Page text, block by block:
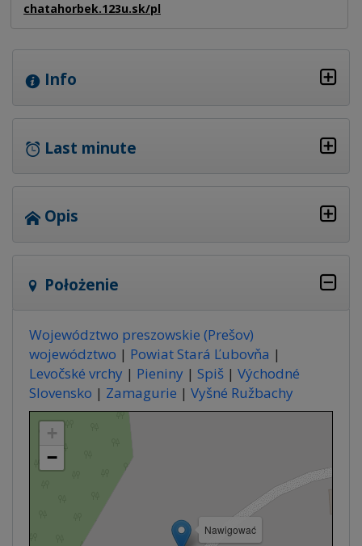
chatahorbek.123u.sk/pl
Info
Last minute
Opis
Położenie
Województwo preszowskie (Prešov)
województwo | Powiat Stará Ľubovňa |
Levočské vrchy | Pieniny | Spiš | Východné
Slovensko | Zamagurie | Vyšné Ružbachy
Nawigować
+
−